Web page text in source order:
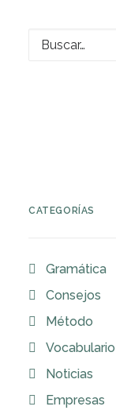
CATEGORÍAS
Gramática
Consejos
Método
Vocabulario
Noticias
Empresas